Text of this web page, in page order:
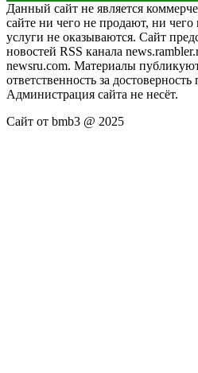
Данный сайт не является
сайте ни чего не продают, ни
услуги не оказываются. Сайт
новостей RSS канала
newsru.com. Материалы
ответственность за
Администрация сайта не несёт.
Сайт от bmb3 @ 2025